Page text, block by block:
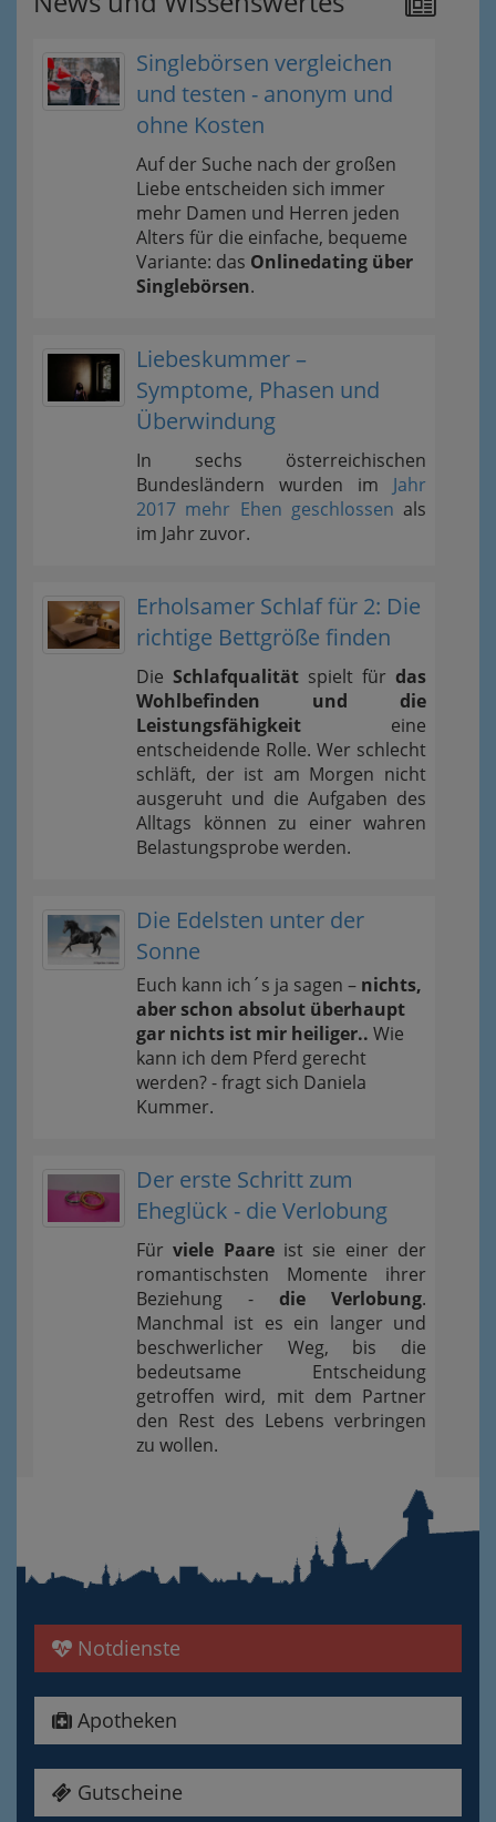
Singlebörsen vergleichen
und testen - anonym und
ohne Kosten
Auf der Suche nach der großen
Liebe entscheiden sich immer
mehr Damen und Herren jeden
Alters für die einfache, bequeme
Variante: das Onlinedating über
Singlebörsen.
Liebeskummer –
Symptome, Phasen und
Überwindung
In sechs österreichischen
Bundesländern wurden im Jahr
2017 mehr Ehen geschlossen als
im Jahr zuvor.
Erholsamer Schlaf für 2: Die
richtige Bettgröße finden
Die Schlafqualität spielt für das
Wohlbefinden und die
Leistungsfähigkeit eine
entscheidende Rolle. Wer schlecht
schläft, der ist am Morgen nicht
ausgeruht und die Aufgaben des
Alltags können zu einer wahren
Belastungsprobe werden.
Die Edelsten unter der
Sonne
Euch kann ich´s ja sagen – nichts,
aber schon absolut überhaupt
gar nichts ist mir heiliger.. Wie
kann ich dem Pferd gerecht
werden? - fragt sich Daniela
Kummer.
Der erste Schritt zum
Eheglück - die Verlobung
Fürviele Paareist sie einer der
romantischsten Momente ihrer
Beziehung - die Verlobung.
Manchmal ist es ein langer und
beschwerlicher Weg, bis die
bedeutsame Entscheidung
getroffen wird, mit dem Partner
den Rest des Lebens verbringen
zu wollen.
Notdienste
Apotheken
Gutscheine